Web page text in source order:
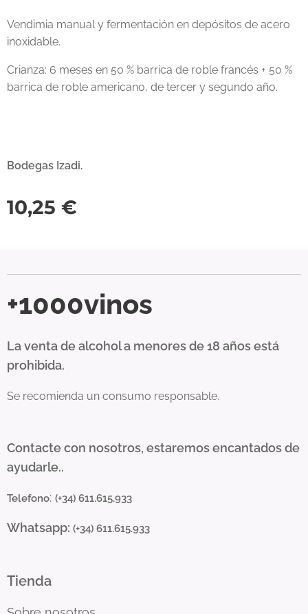
Vendimia manual y fermentación en depósitos de acero
inoxidable.
Crianza: 6 meses en 50 % barrica de roble francés + 50 %
barrica de roble americano, de tercer y segundo año.
Bodegas Izadi.
10,25 €
+1000vinos
La venta de alcohol a menores de 18 años está
prohibida.
Se recomienda un consumo responsable.
Contacte con nosotros, estaremos encantados de
ayudarle..
Telefono: (+34) 611.615.933
Whatsapp: (+34) 611.615.933
Tienda